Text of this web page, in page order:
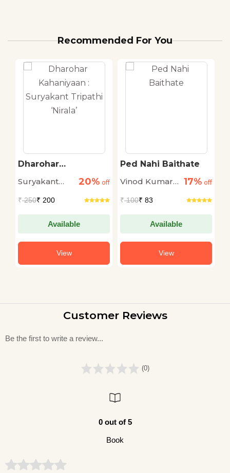
Recommended For You
off
Ped Nahi Baithate
Vinod Kumar
17% off
₹100₹ 83
Available
Katha Saptak -
Mamta Kalia
20%
₹125
Available
Customer Reviews
Be the first to write a review...
(0)
0 out of 5
Book